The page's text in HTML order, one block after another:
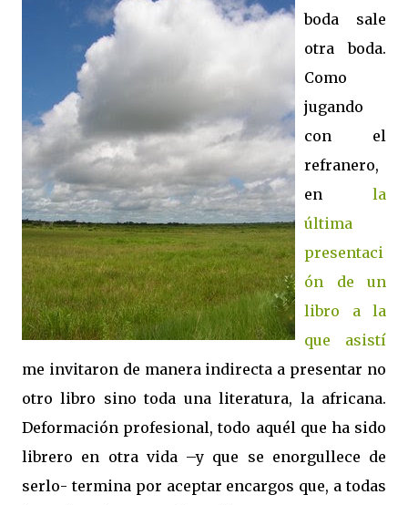
boda sale
otra boda.
Como
jugando
con el
refranero,
en la
última
presentaci
ón de un
libro a la
que asistí
me invitaron de manera indirecta a presentar no
otro libro sino toda una literatura, la africana.
Deformación profesional, todo aquél que ha sido
librero en otra vida –y que se enorgullece de
serlo- termina por aceptar encargos que, a todas